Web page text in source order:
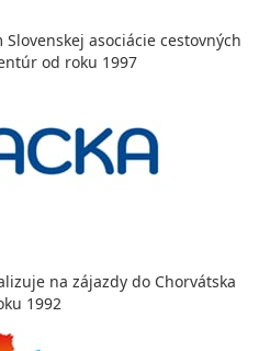
Slovenskej asociácie cestovných
od roku 1997
na zájazdy do Chorvátska
1992